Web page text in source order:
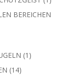
Produkt
BEREICHEN
1 1
1414